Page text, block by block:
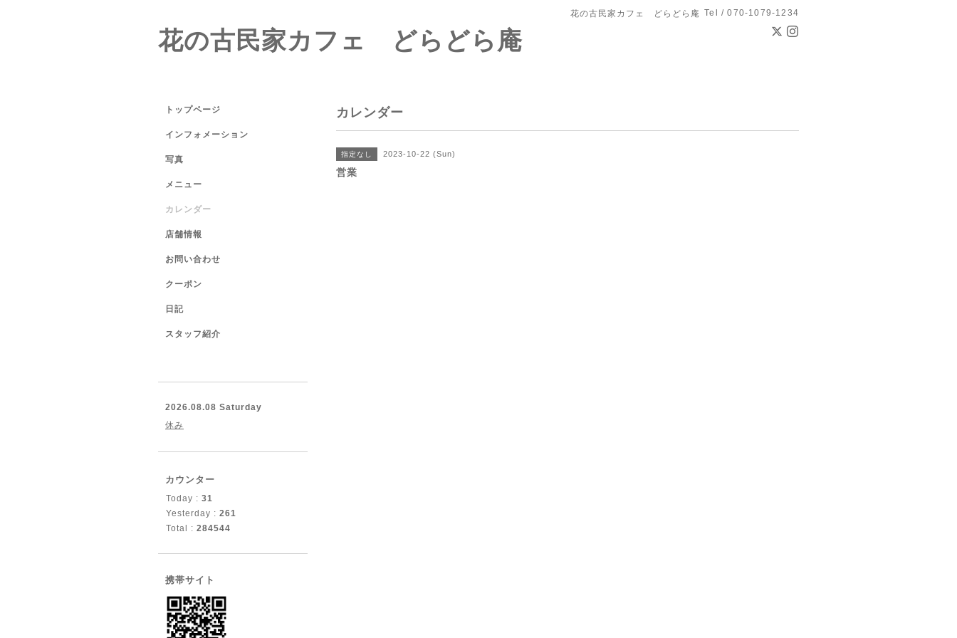
花の古民家カフェ どらどら庵 Tel / 070-1079-1234
花の古民家カフェ どらどら庵
カレンダー
指定なし 2023-10-22 (Sun)
営業
トップページ
インフォメーション
写真
メニュー
カレンダー
店舗情報
お問い合わせ
クーポン
日記
スタッフ紹介
2026.08.08 Saturday
休み
カウンター
Today : 31
Yesterday : 261
Total : 284544
携帯サイト